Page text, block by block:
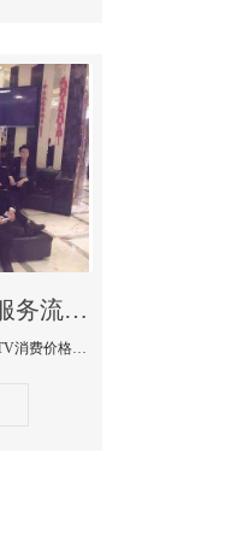
临汾哪家男模夜场服务流程全面-五号公馆KTV消费价格点评
本文详细为你解答五号公馆KTV消费价格，更多关于哪家男模夜场服务流程全面免费咨询1333 867 6881微信同步！